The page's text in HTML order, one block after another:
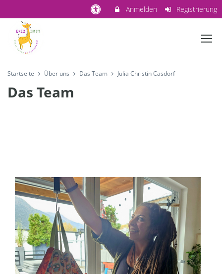
Anmelden Registrierung
Startseite Über uns Das Team Julia Christin Casdorf
Das Team